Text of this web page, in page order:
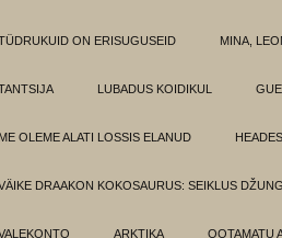
ON ERISUGUSEID MINA,
LUBADUS KOIDIKUL
ME OLEME ALATI LOSSIS ELANUD
DRAAKON KOKOSAURUS: SEIKLUS
ARKTIKA OOTAMATU